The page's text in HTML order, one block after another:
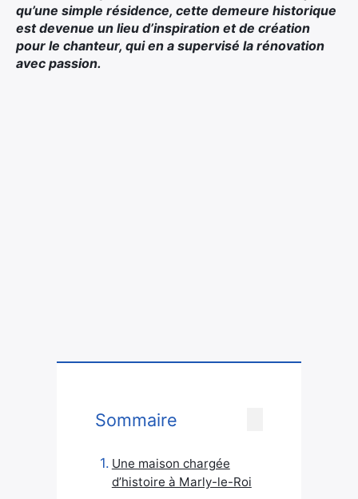
qu’une simple résidence, cette demeure historique
est devenue un lieu d’inspiration et de création
pour le chanteur, qui en a supervisé la rénovation
avec passion.
Sommaire
Une maison chargée
d’histoire à Marly-le-Roi